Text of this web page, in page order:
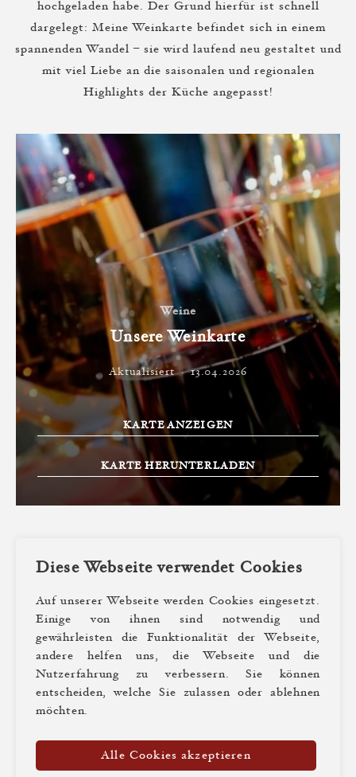
Diese Webseite verwendet Cookies
Auf unserer Webseite werden Cookies eingesetzt.
Einige von ihnen sind notwendig und
gewährleisten die Funktionalität der Webseite,
andere helfen uns, die Webseite und die
Nutzerfahrung zu verbessern. Sie können
entscheiden, welche Sie zulassen oder ablehnen
möchten.
Alle Cookies akzeptieren
hochgeladen habe. Der Grund hierfür ist schnell
dargelegt: Meine Weinkarte befindet sich in einem
spannenden Wandel – sie wird laufend neu gestaltet und
mit viel Liebe an die saisonalen und regionalen
Highlights der Küche angepasst!
Weine
Unsere Weinkarte
Aktualisiert · 13.04.2026
KARTE ANZEIGEN
KARTE HERUNTERLADEN
© Weinhaus Tante Anna 2026
Newsletter